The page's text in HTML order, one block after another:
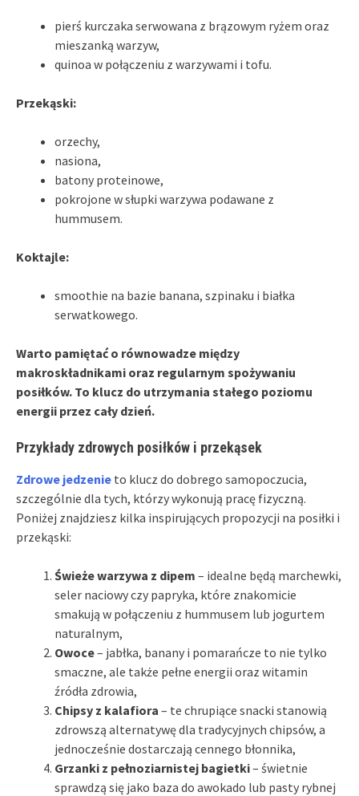
pierś kurczaka serwowana z brązowym ryżem oraz
mieszanką warzyw,
quinoa w połączeniu z warzywami i tofu.
Przekąski:
orzechy,
nasiona,
batony proteinowe,
pokrojone w słupki warzywa podawane z
hummusem.
Koktajle:
smoothie na bazie banana, szpinaku i białka
serwatkowego.
Warto pamiętać o równowadze między
makroskładnikami oraz regularnym spożywaniu
posiłków. To klucz do utrzymania stałego poziomu
energii przez cały dzień.
Przykłady zdrowych posiłków i przekąsek
Zdrowe jedzenie to klucz do dobrego samopoczucia,
szczególnie dla tych, którzy wykonują pracę fizyczną.
Poniżej znajdziesz kilka inspirujących propozycji na posiłki i
przekąski:
Świeże warzywa z dipem – idealne będą marchewki,
seler naciowy czy papryka, które znakomicie
smakują w połączeniu z hummusem lub jogurtem
naturalnym,
Owoce– jabłka, banany i pomarańcze to nie tylko
smaczne, ale także pełne energii oraz witamin
źródła zdrowia,
Chipsy z kalafiora – te chrupiące snacki stanowią
zdrowszą alternatywę dla tradycyjnych chipsów, a
jednocześnie dostarczają cennego błonnika,
Grzanki z pełnoziarnistej bagietki– świetnie
sprawdzą się jako baza do awokado lub pasty rybnej